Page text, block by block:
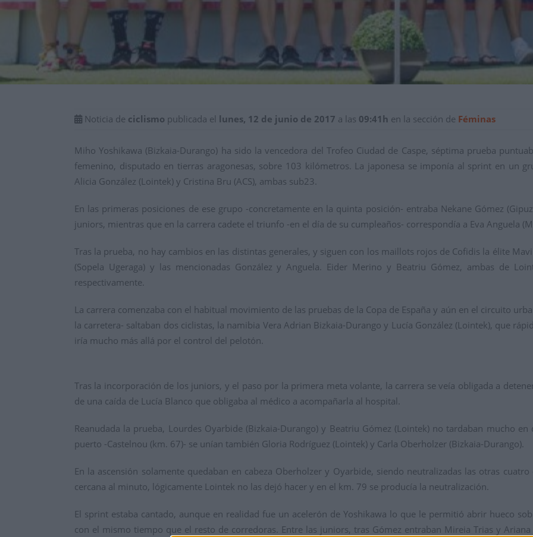
Noticia de ciclismo publicada el lunes, 12 de junio de 2017 a las 09:41h en la sección de Féminas
Miho Yoshikawa (Bizkaia-Durango) ha sido la vencedora del Trofeo Ciudad de Caspe, séptima prueba
femenino, disputado en tierras aragonesas, sobre 103 kilómetros. La japonesa se imponía al sprint en un
Alicia González (Lointek) y Cristina Bru (ACS), ambas sub23.
En las primeras posiciones de ese grupo -concretamente en la quinta posición- entraba Nekane Gómez
juniors, mientras que en la carrera cadete el triunfo -en el día de su cumpleaños- correspondía a Eva Anguela
Tras la prueba, no hay cambios en las distintas generales, y siguen con los maillots rojos de Cofidis la élite
(Sopela Ugeraga) y las mencionadas González y Anguela. Eider Merino y Beatriu Gómez, ambas de
respectivamente.
La carrera comenzaba con el habitual movimiento de las pruebas de la Copa de España y aún en el circuito
la carretera- saltaban dos ciclistas, la namibia Vera Adrian Bizkaia-Durango y Lucía González (Lointek), que
iría mucho más allá por el control del pelotón.
Tras la incorporación de los juniors, y el paso por la primera meta volante, la carrera se veía obligada a
de una caída de Lucía Blanco que obligaba al médico a acompañarla al hospital.
Reanudada la prueba, Lourdes Oyarbide (Bizkaia-Durango) y Beatriu Gómez (Lointek) no tardaban mucho
puerto -Castelnou (km. 67)- se unían también Gloria Rodríguez (Lointek) y Carla Oberholzer (Bizkaia-Durango).
En la ascensión solamente quedaban en cabeza Oberholzer y Oyarbide, siendo neutralizadas las otras
cercana al minuto, lógicamente Lointek no las dejó hacer y en el km. 79 se producía la neutralización.
El sprint estaba cantado, aunque en realidad fue un acelerón de Yoshikawa lo que le permitió abrir hueco
con el mismo tiempo que el resto de corredoras. Entre las juniors, tras Gómez entraban Mireia Trias y